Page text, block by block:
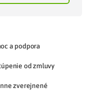
a podpora
od zmluvy
zverejnené